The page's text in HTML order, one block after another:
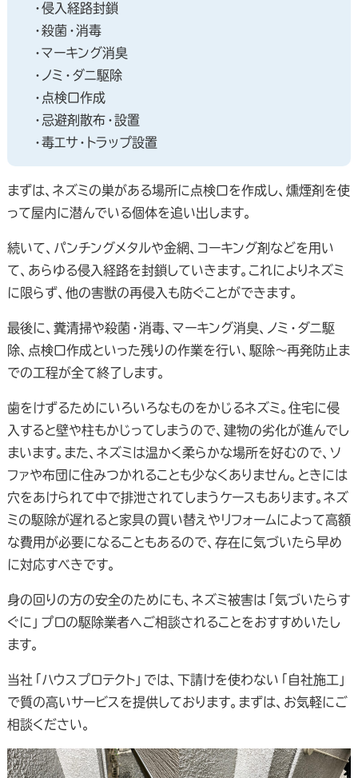
・侵入経路封鎖
・殺菌・消毒
・マーキング消臭
・ノミ・ダニ駆除
・点検口作成
・忌避剤散布・設置
・毒エサ・トラップ設置
まずは、ネズミの巣がある場所に点検口を作成し、燻煙剤を使
って屋内に潜んでいる個体を追い出します。
続いて、パンチングメタルや金網、コーキング剤などを用い
て、あらゆる侵入経路を封鎖していきます。これによりネズミ
に限らず、他の害獣の再侵入も防ぐことができます。
最後に、糞清掃や殺菌・消毒、マーキング消臭、ノミ・ダニ駆
除、点検口作成といった残りの作業を行い、駆除～再発防止ま
での工程が全て終了します。
歯をけずるためにいろいろなものをかじるネズミ。住宅に侵
入すると壁や柱もかじってしまうので、建物の劣化が進んでし
まいます。また、ネズミは温かく柔らかな場所を好むので、ソ
ファや布団に住みつかれることも少なくありません。ときには
穴をあけられて中で排泄されてしまうケースもあります。ネズ
ミの駆除が遅れると家具の買い替えやリフォームによって高額
な費用が必要になることもあるので、存在に気づいたら早め
に対応すべきです。
身の回りの方の安全のためにも、ネズミ被害は「気づいたらす
ぐに」プロの駆除業者へご相談されることをおすすめいたし
ます。
当社「ハウスプロテクト」では、下請けを使わない「自社施工」
で質の高いサービスを提供しております。まずは、お気軽にご
相談ください。